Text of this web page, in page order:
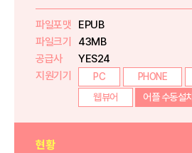
파일포맷
EPUB
파일크기
43MB
공급사
YES24
지원기기
PC PHONE
웹뷰어
어플 수동설치
현황